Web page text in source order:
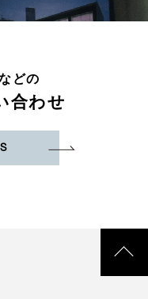
どの
合わせ